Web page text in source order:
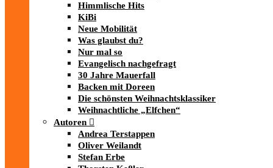
Himmlische Hits
KiBi
Neue Mobilität
Was glaubst du?
Nur mal so
Evangelisch nachgefragt
30 Jahre Mauerfall
Backen mit Doreen
Die schönsten Weihnachtsklassiker
Weihnachtliche „Elfchen“
Autoren
Andrea Terstappen
Oliver Weilandt
Stefan Erbe